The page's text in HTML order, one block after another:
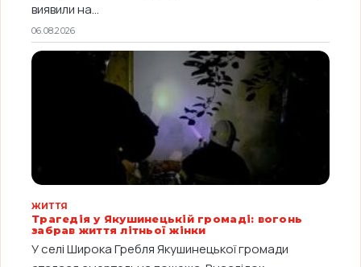
виявили на...
06.08.2026
ЖИТТЯ
Трагедія у Якушинецькій громаді: вогонь
забрав життя літньої жінки
У селі Широка Гребля Якушинецької громади